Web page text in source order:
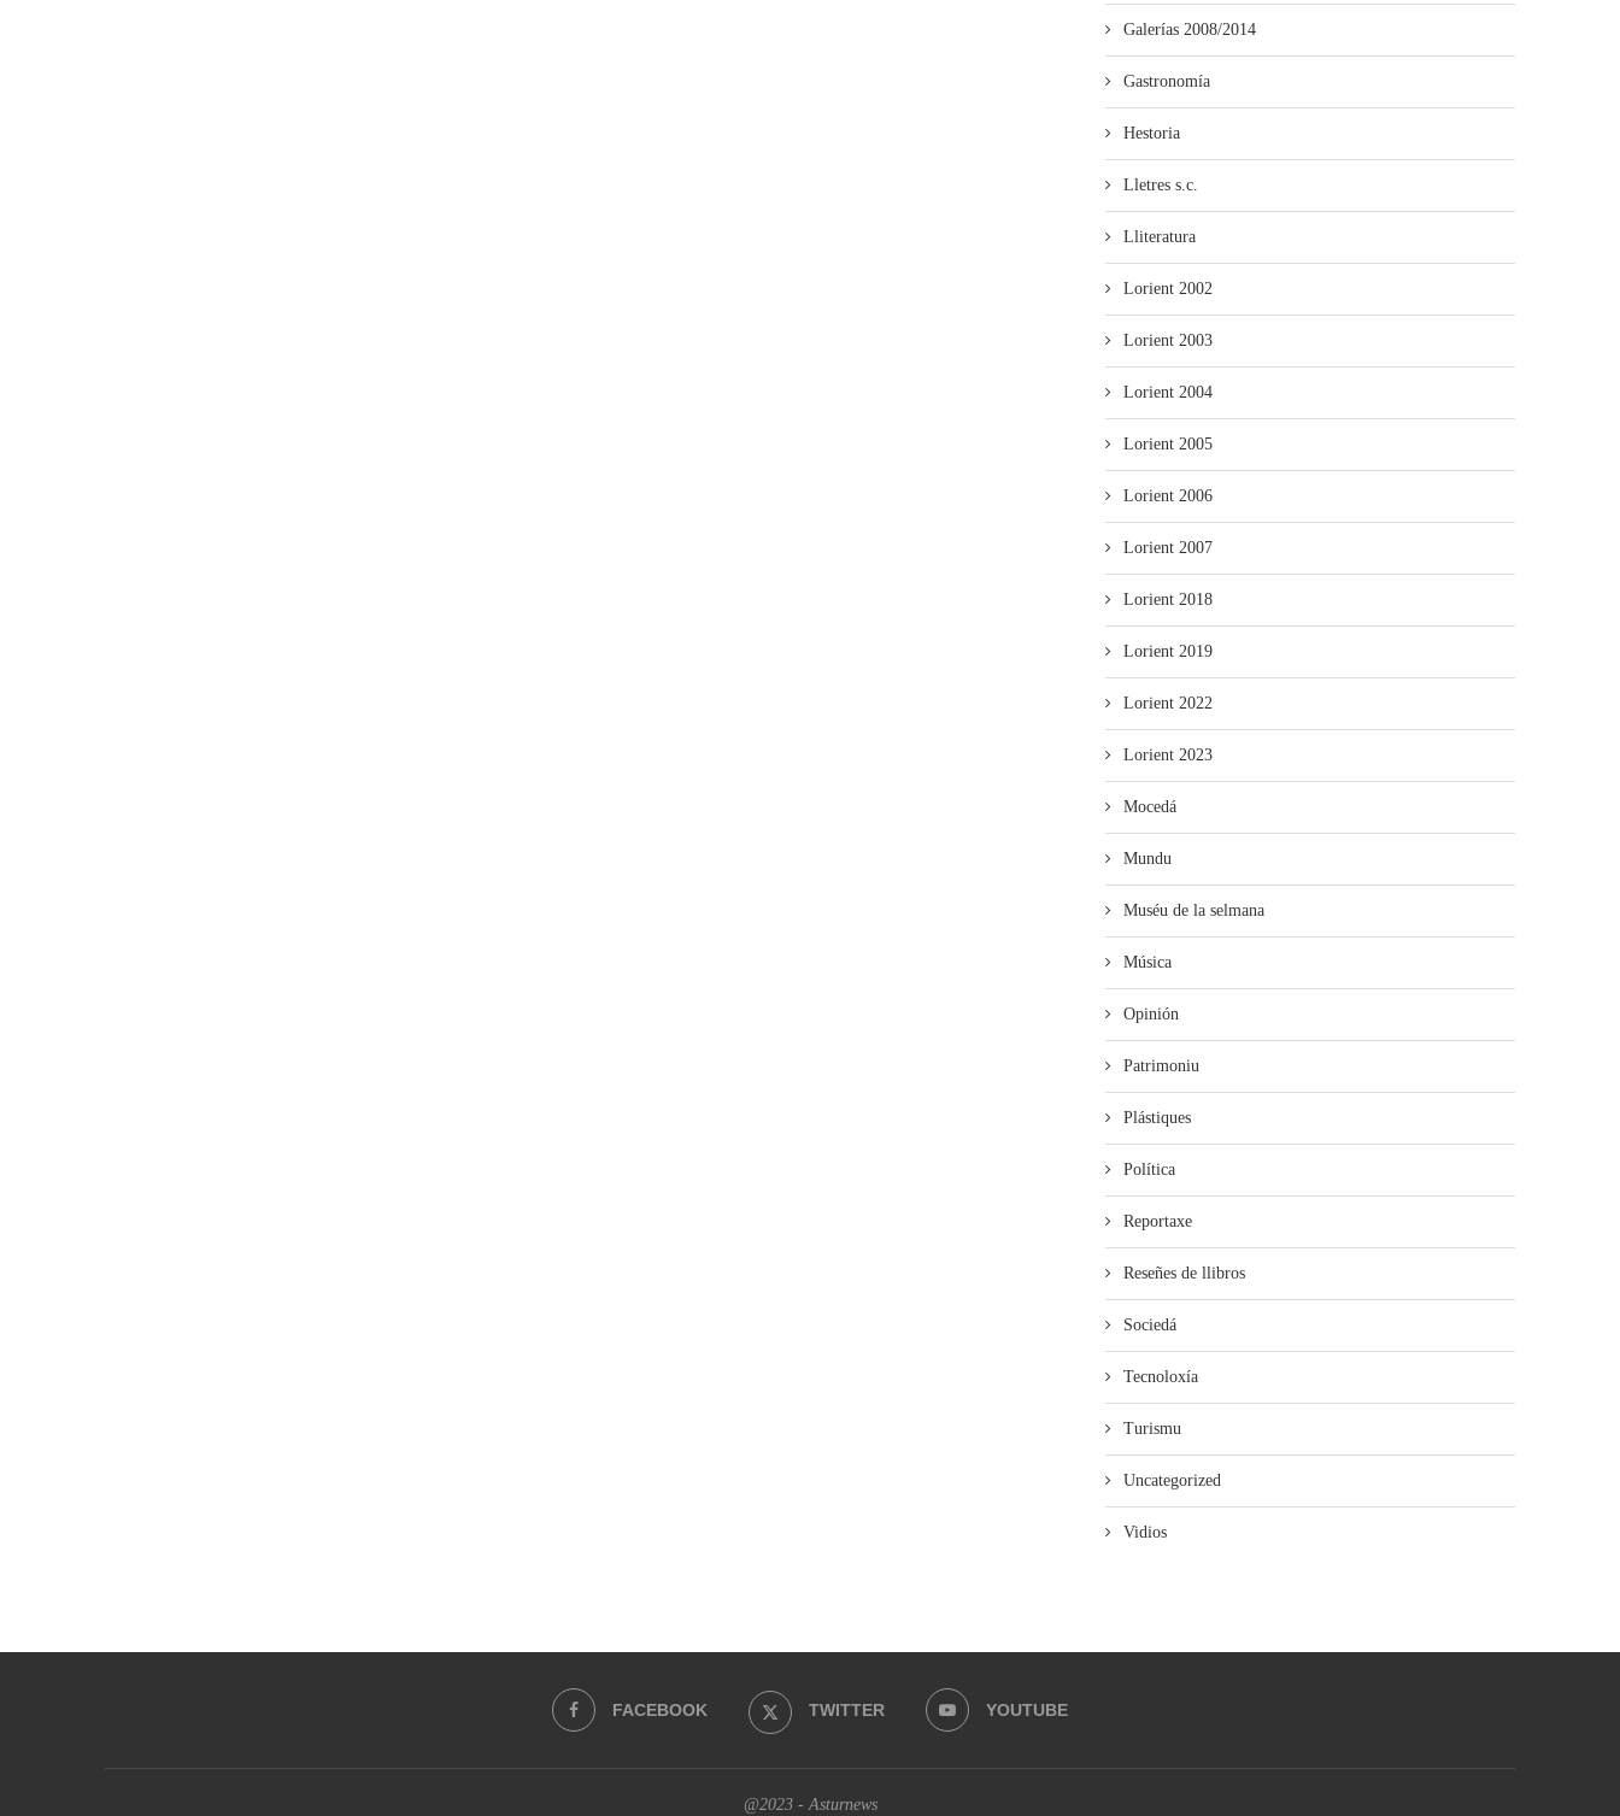
Galerías 2008/2014
Gastronomía
Hestoria
Lletres s.c.
Lliteratura
Lorient 2002
Lorient 2003
Lorient 2004
Lorient 2005
Lorient 2006
Lorient 2007
Lorient 2018
Lorient 2019
Lorient 2022
Lorient 2023
Mocedá
Mundu
Muséu de la selmana
Música
Opinión
Patrimoniu
Plástiques
Política
Reportaxe
Reseñes de llibros
Sociedá
Tecnoloxía
Turismu
Uncategorized
Vidios
FACEBOOK TWITTER YOUTUBE
@2023 - Asturnews